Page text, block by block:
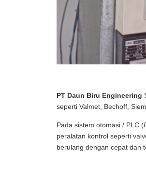
PT Daun Biru Engineering
seperti Valmet, Bechoff,
Pada sistem otomasi / PLC (
peralatan kontrol seperti
berulang dengan cepat dan